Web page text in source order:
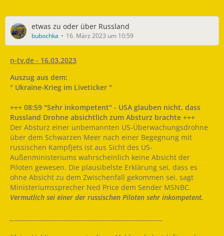
etwas zu oder über Russland
bubochka 16. März 2023 um 10:59
n-tv.de - 16.03.2023
Auszug aus dem:
" Ukraine-Krieg im Liveticker "
+++ 08:59 "Sehr inkompetent" - USA glauben nicht, dass
Russland Drohne absichtlich zum Absturz brachte +++
Der Absturz einer unbemannten US-Überwachungsdrohne
über dem Schwarzen Meer nach einer Begegnung mit
russischen Kampfjets ist aus Sicht des US-
Außenministeriums wahrscheinlich keine Absicht der
Piloten gewesen. Die plausibelste Erklärung sei, dass es
ohne Absicht zu dem Zwischenfall gekommen sei, sagt
Ministeriumssprecher Ned Price dem Sender MSNBC.
Vermutlich sei einer der russischen Piloten sehr inkompetent.